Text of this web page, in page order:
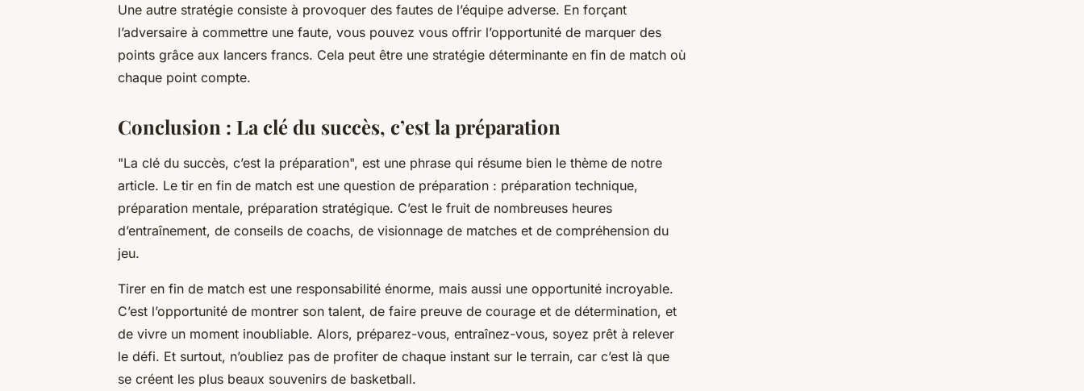
Une autre stratégie consiste à provoquer des fautes de l’équipe adverse. En forçant
l’adversaire à commettre une faute, vous pouvez vous offrir l’opportunité de marquer des
points grâce aux lancers francs. Cela peut être une stratégie déterminante en fin de match où
chaque point compte.
Conclusion : La clé du succès, c’est la préparation
"La clé du succès, c’est la préparation", est une phrase qui résume bien le thème de notre
article. Le tir en fin de match est une question de préparation : préparation technique,
préparation mentale, préparation stratégique. C’est le fruit de nombreuses heures
d’entraînement, de conseils de coachs, de visionnage de matches et de compréhension du
jeu.
Tirer en fin de match est une responsabilité énorme, mais aussi une opportunité incroyable.
C’est l’opportunité de montrer son talent, de faire preuve de courage et de détermination, et
de vivre un moment inoubliable. Alors, préparez-vous, entraînez-vous, soyez prêt à relever
le défi. Et surtout, n’oubliez pas de profiter de chaque instant sur le terrain, car c’est là que
se créent les plus beaux souvenirs de basketball.